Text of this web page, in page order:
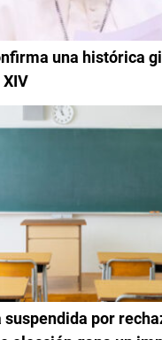
una histórica
suspendida por